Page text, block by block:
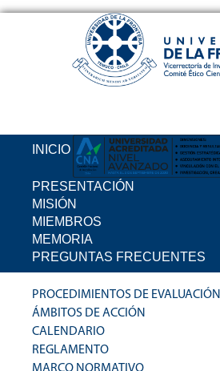
INICIO
PRESENTACIÓN
MISIÓN
MIEMBROS
MEMORIA
PREGUNTAS FRECUENTES
PROCEDIMIENTOS DE EVALUACIÓN
ÁMBITOS DE ACCIÓN
CALENDARIO
REGLAMENTO
MARCO NORMATIVO